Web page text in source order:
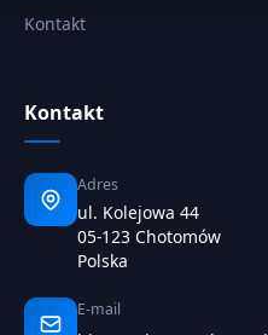
Kontakt
Kontakt
Adres
ul. Kolejowa 44
05-123 Chotomów
Polska
E-mail